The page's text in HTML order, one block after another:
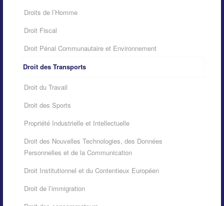
Droits de l’Homme
Droit Fiscal
Droit Pénal Communautaire et Environnement
Droit des Transports
Droit du Travail
Droit des Sports
Propriété Industrielle et Intellectuelle
Droit des Nouvelles Technologies, des Données
Personnelles et de la Communication
Droit Institutionnel et du Contentieux Européen
Droit de l’immigration